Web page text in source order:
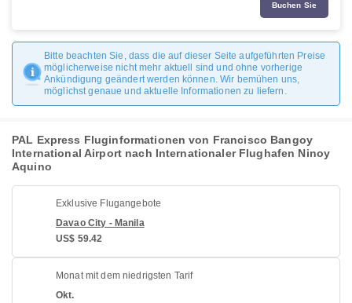
Buchen Sie
Bitte beachten Sie, dass die auf dieser Seite aufgeführten Preise
möglicherweise nicht mehr aktuell sind und ohne vorherige
Ankündigung geändert werden können. Wir bemühen uns,
möglichst genaue und aktuelle Informationen zu liefern.
PAL Express Fluginformationen von Francisco Bangoy
International Airport nach Internationaler Flughafen Ninoy
Aquino
Exklusive Flugangebote
Davao City - Manila
US$ 59.42
Monat mit dem niedrigsten Tarif
Okt.